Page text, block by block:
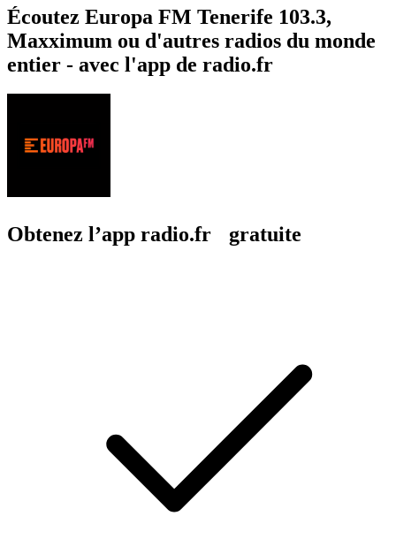
Écoutez Europa FM Tenerife 103.3,
Maxximum ou d'autres radios du monde
entier - avec l'app de radio.fr
Obtenez l’app radio.fr gratuite